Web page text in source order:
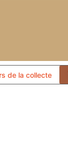
de la collecte